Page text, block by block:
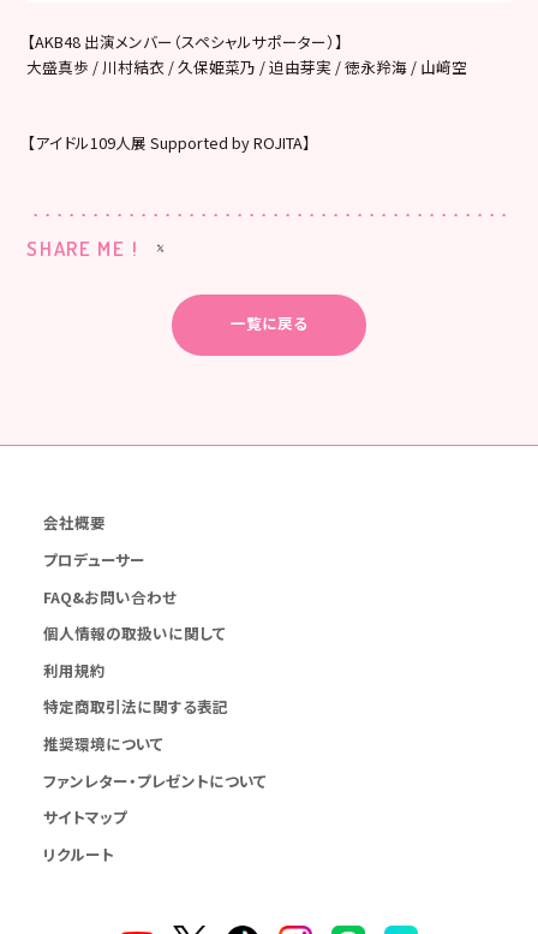
【AKB48 出演メンバー（スペシャルサポーター）】
大盛真歩 / 川村結衣 / 久保姫菜乃 / 迫由芽実 / 徳永羚海 / 山﨑空
【アイドル109人展 Supported by ROJITA】
SHARE ME !
一覧に戻る
会社概要
プロデューサー
FAQ&お問い合わせ
個人情報の取扱いに関して
利用規約
特定商取引法に関する表記
推奨環境について
ファンレター・プレゼントについて
サイトマップ
リクルート